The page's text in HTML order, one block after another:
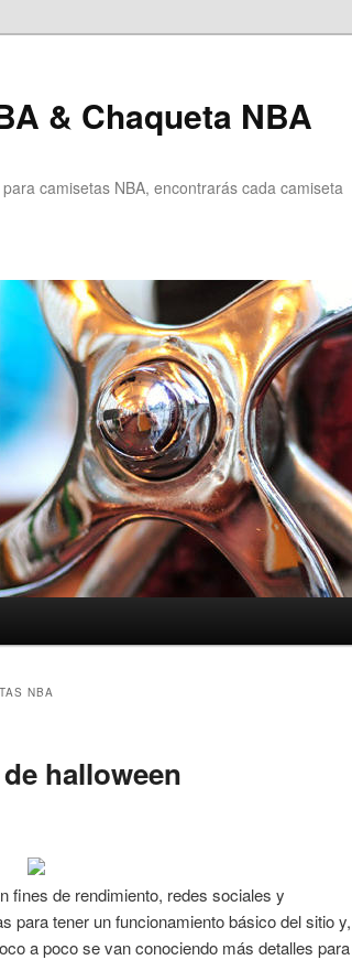
& Chaqueta NBA
camisetas NBA, encontrarás cada camiseta
NBA
halloween
fines de rendimiento, redes sociales y
para tener un funcionamiento básico del sitio y,
a poco se van conociendo más detalles para